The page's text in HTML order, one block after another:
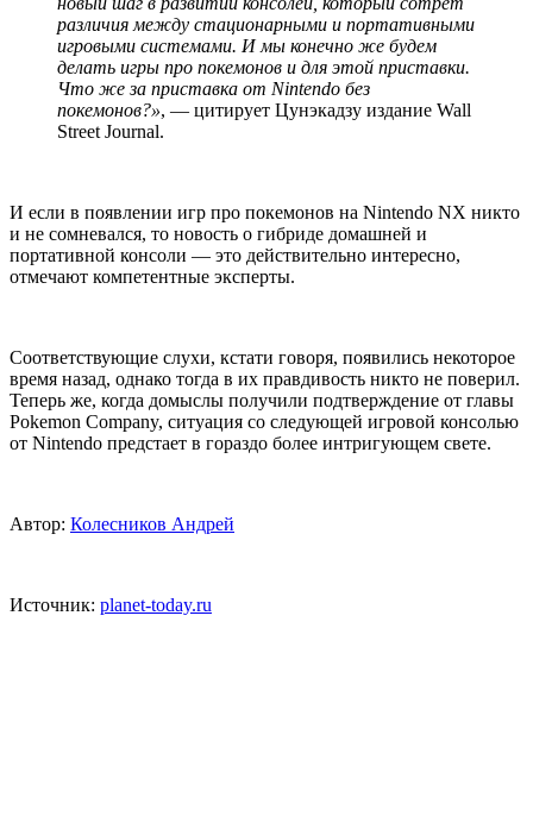
различия между стационарными и портативными
игровыми системами. И мы конечно же будем
делать игры про покемонов и для этой приставки.
Что же за приставка от Nintendo без
покемонов?», — цитирует Цунэкадзу издание Wall
Street Journal.
И если в появлении игр про покемонов на Nintendo NX никто
и не сомневался, то новость о гибриде домашней и
портативной консоли — это действительно интересно,
отмечают компетентные эксперты.
Соответствующие слухи, кстати говоря, появились некоторое
время назад, однако тогда в их правдивость никто не поверил.
Теперь же, когда домыслы получили подтверждение от главы
Pokemon Company, ситуация со следующей игровой консолью
от Nintendo предстает в гораздо более интригующем свете.
Автор: Колесников Андрей
Источник: planet-today.ru